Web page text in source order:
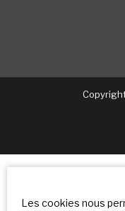
Les cookies nous